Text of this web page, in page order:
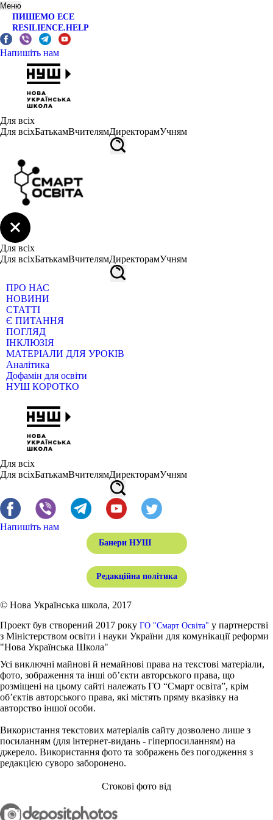
Меню
ПИШЕМО ЕСЕ
RESILIENCE.HELP
Напишіть нам
Для всіх
Для всіхБатькамВчителямДиректорамУчням
Для всіх
Для всіхБатькамВчителямДиректорамУчням
ПРО НАС
НОВИНИ
СТАТТІ
Є ПИТАННЯ
ПОГЛЯД
ІНКЛЮЗІЯ
МАТЕРІАЛИ ДЛЯ УРОКІВ
Аналітика
Дофамін для освіти
НУШ КОРОТКО
Для всіх
Для всіхБатькамВчителямДиректорамУчням
Напишіть нам
Банери НУШ
Редакційна політика
© Нова Українська школа, 2017
Проект був створений 2017 року ГО "Смарт Освіта" у партнерстві
з Міністерством освіти і науки України для комунікації реформи
"Нова Українська Школа"
Усі виключні майнові й немайнові права на текстові матеріали,
фото, зображення та інші об’єкти авторського права, що
розміщені на цьому сайті належать ГО “Смарт освіта”, крім
об’єктів авторського права, які містять пряму вказівку на
авторство іншої особи.
Використання текстових матеріалів сайту дозволено лише з
посиланням (для інтернет-видань - гіперпосиланням) на
джерело. Використання фото та зображень без погодження з
редакцією суворо заборонено.
Стокові фото від